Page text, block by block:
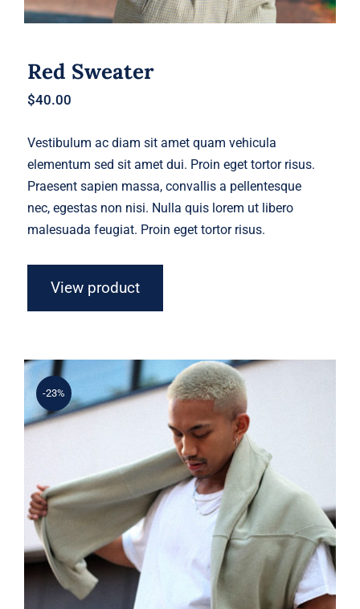
Red Sweater
$40.00
Vestibulum ac diam sit amet quam vehicula
elementum sed sit amet dui. Proin eget tortor risus.
Praesent sapien massa, convallis a pellentesque
nec, egestas non nisi. Nulla quis lorem ut libero
malesuada feugiat. Proin eget tortor risus.
View product
-23%
Simple Sweater